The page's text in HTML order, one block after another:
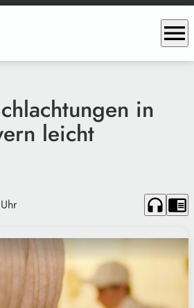
menu
in
leicht
headphones chrome_reader_mode